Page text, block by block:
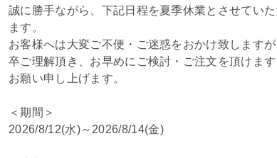
誠に勝手ながら、下記日程を夏季休業とさせていた
ます。
お客様へは大変ご不便・ご迷惑をおかけ致します
卒ご理解頂き、お早めにご検討・ご注文を頂けます
お願い申し上げます。
＜期間＞
2026/8/12(水)～2026/8/14(金)